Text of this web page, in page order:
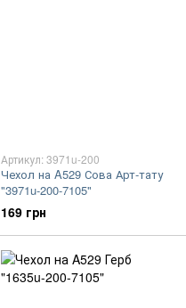
Артикул: 3971u-200
Чехол на A529 Сова Арт-тату
"3971u-200-7105"
169 грн